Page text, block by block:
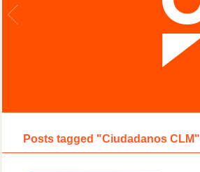
Posts tagged "Ciudadanos CLM"